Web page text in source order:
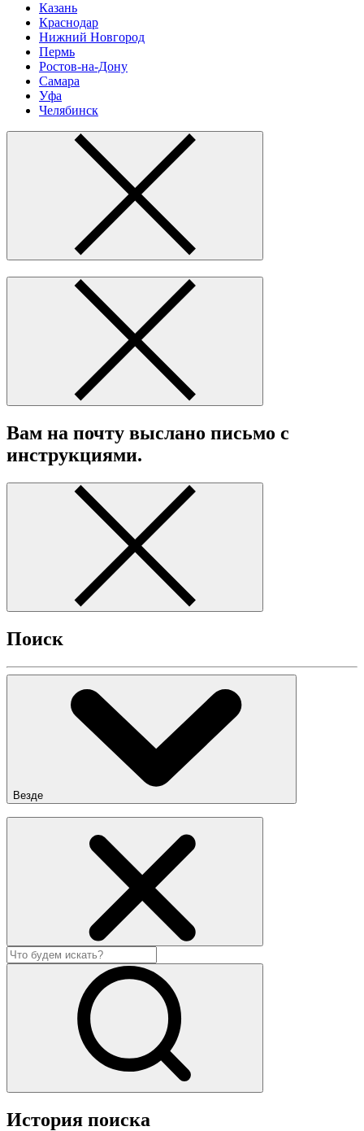
Казань
Краснодар
Нижний Новгород
Пермь
Ростов-на-Дону
Самара
Уфа
Челябинск
Вам на почту выслано письмо с
инструкциями.
Поиск
Везде
История поиска